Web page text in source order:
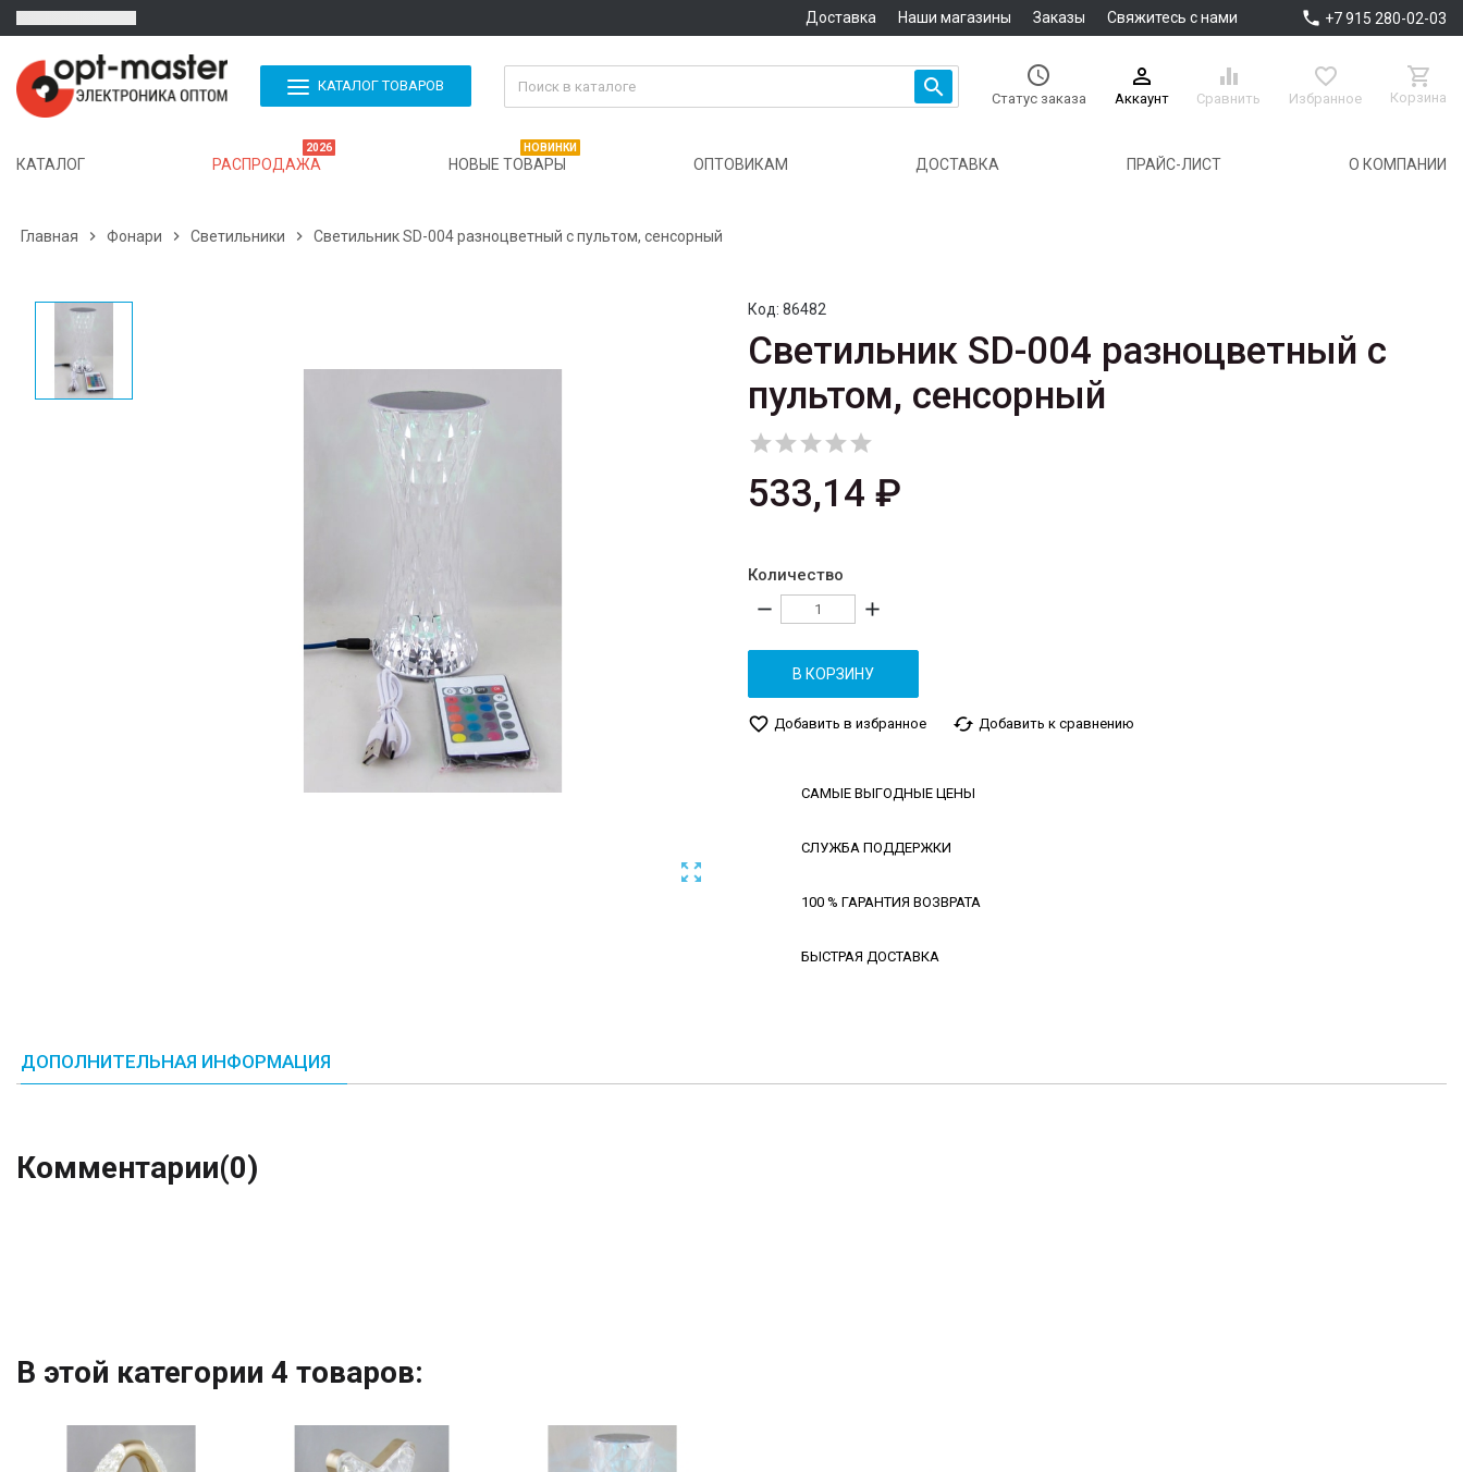
Доставка Наши магазины Заказы Свяжитесь с нами  +7 915 280-02-03
КАТАЛОГ ТОВАРОВ  
Статус заказа

Аккаунт

Сравнить

Избранное

Корзина
КАТАЛОГ РАСПРОДАЖА
2026
НОВЫЕ ТОВАРЫ
НОВИНКИ
ОПТОВИКАМ ДОСТАВКА ПРАЙС-ЛИСТ О КОМПАНИИ
Главная  Фонари  Светильники  Светильник SD-004 разноцветный с пультом, сенсорный

Код: 86482
Светильник SD-004 разноцветный с
пультом, сенсорный

533,14 ₽
Количество
remove add
В КОРЗИНУ
favorite_border Добавить в избранное cached Добавить к сравнению
САМЫЕ ВЫГОДНЫЕ ЦЕНЫ
СЛУЖБА ПОДДЕРЖКИ
100 % ГАРАНТИЯ ВОЗВРАТА
БЫСТРАЯ ДОСТАВКА
ДОПОЛНИТЕЛЬНАЯ ИНФОРМАЦИЯ
Комментарии(0)
В этой категории 4 товаров: